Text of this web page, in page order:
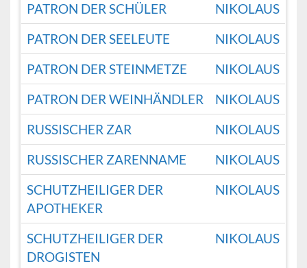
PATRON DER SCHÜLER
NIKOLAUS
PATRON DER SEELEUTE
NIKOLAUS
PATRON DER STEINMETZE
NIKOLAUS
PATRON DER WEINHÄNDLER
NIKOLAUS
RUSSISCHER ZAR
NIKOLAUS
RUSSISCHER ZARENNAME
NIKOLAUS
SCHUTZHEILIGER DER
APOTHEKER
NIKOLAUS
SCHUTZHEILIGER DER
DROGISTEN
NIKOLAUS